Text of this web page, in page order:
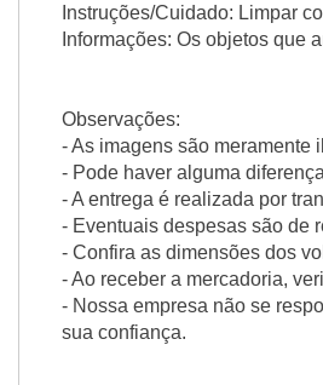
Instruções/Cuidado: Limpar
Informações: Os objetos que
Observações:
- As imagens são meramente
- Pode haver alguma
- A entrega é realizada por
- Eventuais despesas são de
- Confira as dimensões dos
- Ao receber a mercadoria,
- Nossa empresa não se
sua confiança.